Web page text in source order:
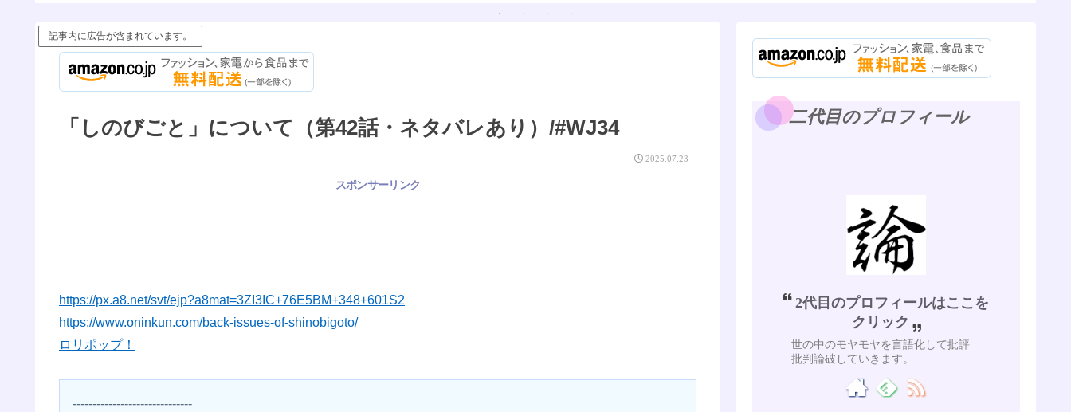
記事内に広告が含まれています。
「しのびごと」について（第42話・ネタバレあり）/#WJ34
2025.07.23
スポンサーリンク
https://px.a8.net/svt/ejp?a8mat=3ZI3IC+76E5BM+348+601S2
https://www.oninkun.com/back-issues-of-shinobigoto/
ロリポップ！
------------------------------
二代目のプロフィール
2代目のプロフィールはここを
クリック
世の中のモヤモヤを言語化して批評
批判論破していきます。